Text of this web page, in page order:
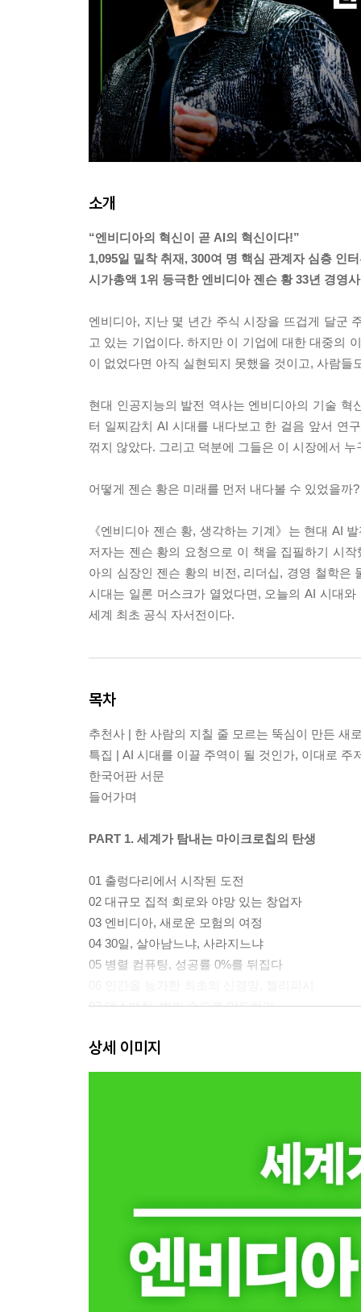
소개
“엔비디아의 혁신이 곧 AI의 혁신이다!”
1,095일 밀착 취재, 300여 명 핵심 관계자 심층 인
시가총액 1위 등극한 엔비디아 젠슨 황 33년 경영
엔비디아, 지난 몇 년간 주식 시장을 뜨겁게 달군
고 있는 기업이다. 하지만 이 기업에 대한 대중의
이 없었다면 아직 실현되지 못했을 것이고, 사람들
현대 인공지능의 발전 역사는 엔비디아의 기술
터 일찌감치 AI 시대를 내다보고 한 걸음 앞서 연
꺾지 않았다. 그리고 덕분에 그들은 이 시장에서
어떻게 젠슨 황은 미래를 먼저 내다볼 수 있었을
《엔비디아 젠슨 황, 생각하는 기계》는 현대 AI
저자는 젠슨 황의 요청으로 이 책을 집필하기 시
아의 심장인 젠슨 황의 비전, 리더십, 경영 철학은
시대는 일론 머스크가 열었다면, 오늘의 AI 시대
세계 최초 공식 자서전이다.
목차
추천사 | 한 사람의 지칠 줄 모르는 뚝심이 만든 새
특집 | AI 시대를 이끌 주역이 될 것인가, 이대로 주
한국어판 서문
들어가며
PART 1. 세계가 탐내는 마이크로칩의 탄생
01 출렁다리에서 시작된 도전
02 대규모 집적 회로와 야망 있는 창업자
03 엔비디아, 새로운 모험의 여정
04 30일, 살아남느냐, 사라지느냐
05 병렬 컴퓨팅, 성공률 0%를 뒤집다
07 데스매치, 빛의 속도로 압도하라
09 인류 최고의 기술이 된 쿠다
10 미래를 예측하는 공명
14 엔비디아의 필연적 도약과 명암
15 트랜스포머, 인간의 상호작용을 이해하는 AI
16 하이퍼스케일, 무한한 확장의 가능성
17 돈, 인재, 혁신, 모든 것은 엔비디아를 거친다
18 엔데버, 엔비디아의 심장
상세 이미지